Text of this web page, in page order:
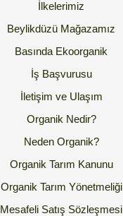
İlkelerimiz
Beylikdüzü Mağazamız
Basında Ekoorganik
İş Başvurusu
İletişim ve Ulaşım
Organik Nedir?
Neden Organik?
Organik Tarım Kanunu
Organik Tarım Yönetmeliği
Mesafeli Satış Sözleşmesi